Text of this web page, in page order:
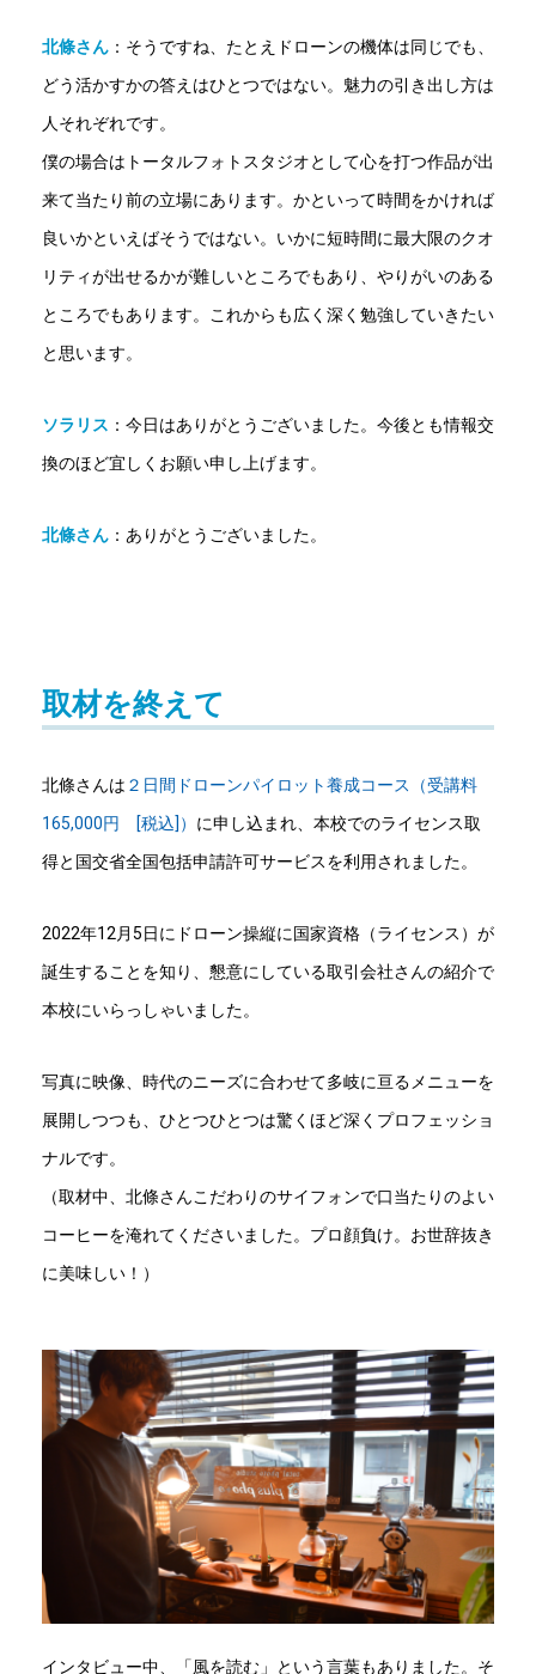
北條さん ：そうですね、たとえドローンの機体は同じでも、
どう活かすかの答えはひとつではない。魅力の引き出し方は
人それぞれです。
僕の場合はトータルフォトスタジオとして心を打つ作品が出
来て当たり前の立場にあります。かといって時間をかければ
良いかといえばそうではない。いかに短時間に最大限のクオ
リティが出せるかが難しいところでもあり、やりがいのある
ところでもあります。これからも広く深く勉強していきたい
と思います。
ソラリス ： 今日はありがとうございました。今後とも情報交
換のほど宜しくお願い申し上げます。
北條さん ：ありがとうございました。
取材を終えて
北條さんは ２日間ドローンパイロット養成コース（受講料
165,000円 [税込]） に申し込まれ、本校でのライセンス取
得と国交省全国包括申請許可サービスを利用されました。
2022年12月5日にドローン操縦に国家資格（ライセンス）が
誕生することを知り、懇意にしている取引会社さんの紹介で
本校にいらっしゃいました。
写真に映像、時代のニーズに合わせて多岐に亘るメニューを
展開しつつも、ひとつひとつは驚くほど深くプロフェッショ
ナルです。
（取材中、北條さんこだわりのサイフォンで口当たりのよい
コーヒーを淹れてくださいました。プロ顔負け。お世辞抜き
に美味しい！）
インタビュー中、「風を読む」という言葉もありました。そ